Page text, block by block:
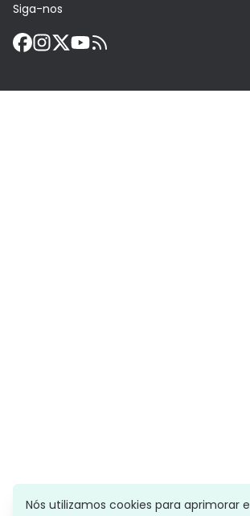
Siga-nos
Nós utilizamos cookies para aprimorar e